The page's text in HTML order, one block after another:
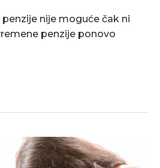
nije moguće čak ni
penzije ponovo